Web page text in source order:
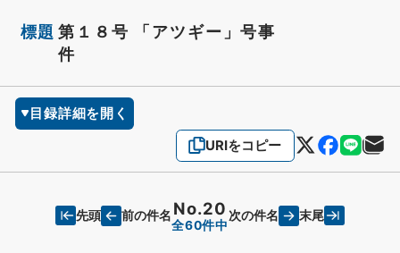
標題 第１８号 「アツギー」号事
件
目録詳細を開く
URIをコピー
先頭 前の件名 No.20
全60件中
次の件名 末尾